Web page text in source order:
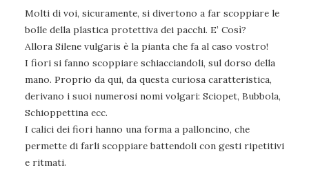
Molti di voi, sicuramente, si divertono a far scoppiare le
bolle della plastica protettiva dei pacchi. E’ Così?
Allora Silene vulgaris è la pianta che fa al caso vostro!
I fiori si fanno scoppiare schiacciandoli, sul dorso della
mano. Proprio da qui, da questa curiosa caratteristica,
derivano i suoi numerosi nomi volgari: Sciopet, Bubbola,
Schioppettina ecc.
I calici dei fiori hanno una forma a palloncino, che
permette di farli scoppiare battendoli con gesti ripetitivi
e ritmati.